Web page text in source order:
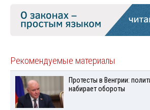
Рекомендуемые материалы
Протесты в Венгрии:
набирает обороты